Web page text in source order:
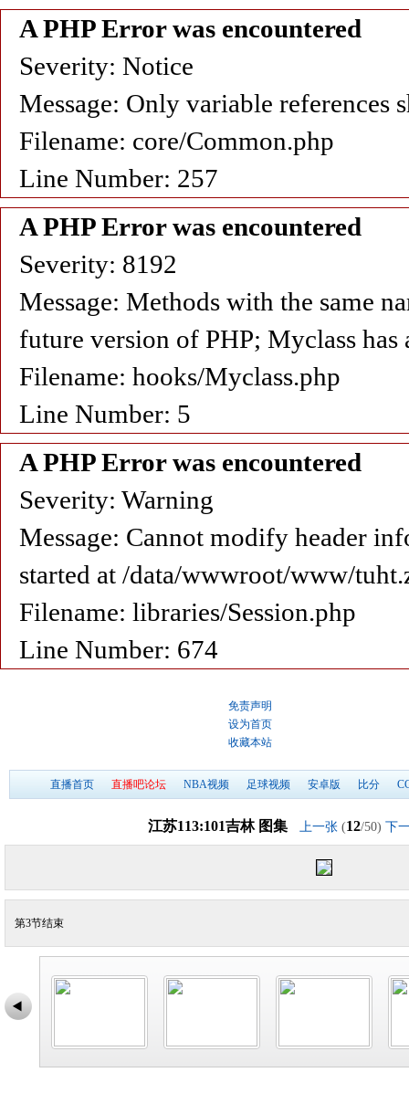
A PHP Error was encountered
Severity: Notice
Message: Only variable references
Filename: core/Common.php
Line Number: 257
A PHP Error was encountered
Severity: 8192
Message: Methods with the same
future version of PHP; Myclass has
Filename: hooks/Myclass.php
Line Number: 5
A PHP Error was encountered
Severity: Warning
Message: Cannot modify header
started at /data/wwwroot/www/
Filename: libraries/Session.php
Line Number: 674
免责声明
设为首页
收藏本站
直播首页 直播吧论坛 NBA视频 足球视频 安卓版 比分
江苏113:101吉林 图集 上一张 (12/50) 下
第3节结束